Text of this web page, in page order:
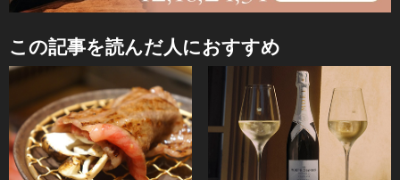
この記事を読んだ人におすすめ